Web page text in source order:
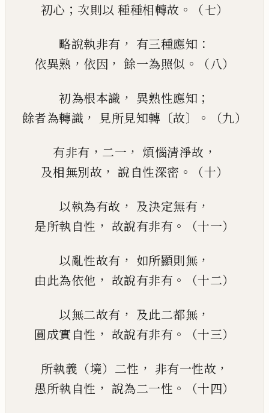
初心 ； 次則以 種種相轉故 。 （七）
略說執非有 ， 有三種應知 ：
依異熟 ， 依因 ， 餘一為照似 。 （八）
初為根本識 ， 異熟性應知 ；
餘者為轉識 ， 見所見知轉 〔故〕。 （九）
有非有 ， 二一 ， 煩惱清淨故 ，
及相無別故 ， 說自性深密 。 （十）
以執為有故 ， 及決定無有 ，
是所執自性 ， 故說有非有 。 （十一）
以亂性故有 ， 如所顯則無 ，
由此為依他 ， 故說有非有 。 （十二）
以無二故有 ， 及此二都無 ，
圓成實自性 ， 故說有非有 。 （十三）
所執義（境）二性 ， 非有一性故 ，
愚所執自性 ， 說為二一性 。 （十四）